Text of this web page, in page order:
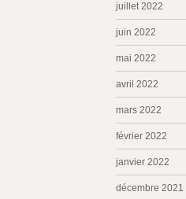
juillet 2022
juin 2022
mai 2022
avril 2022
mars 2022
février 2022
janvier 2022
décembre 2021